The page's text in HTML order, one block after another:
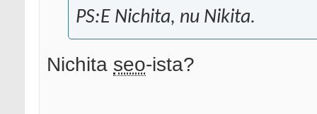
PS:E Nichita, nu Nikita.
Nichita seo-ista?